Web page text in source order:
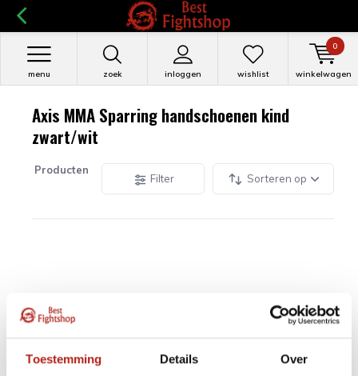
Toestemming Details Over
zoek inloggen
menu wishlist winkelwagen
0
Axis MMA Sparring handschoenen kind
zwart/wit
Producten
Filter Sorteren op